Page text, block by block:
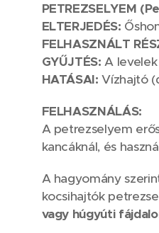
PETREZSELYEM
ELTERJEDÉS:
FELHASZNÁLT
GYŰJTÉS: A
HATÁSAI: Vízhajtó
FELHASZNÁLÁS:
A petrezselyem
kancáknál, és
A hagyomány
kocsihajtók
vagy húgyúti